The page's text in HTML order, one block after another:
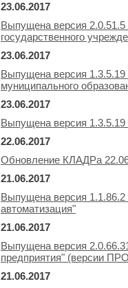
23.06.2017
Выпущена версия 2.0.51.5
государственного
23.06.2017
Выпущена версия
муниципального
23.06.2017
Выпущена версия
22.06.2017
Обновление КЛАДРа
21.06.2017
Выпущена версия
автоматизация"
21.06.2017
Выпущена версия
предприятия" (версии
21.06.2017